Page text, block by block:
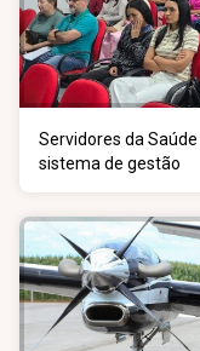
Servidores da
sistema de gestão